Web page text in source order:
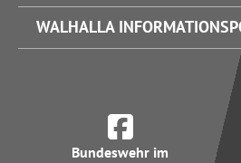
WALHALLA
Bundeswehr im